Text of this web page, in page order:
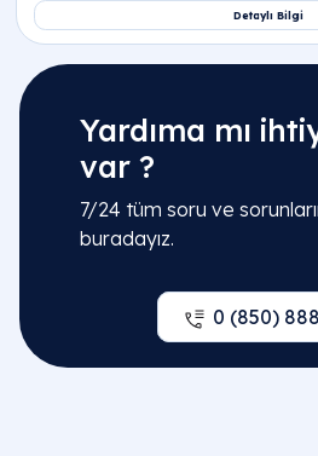
İlgili Bölümler
Acil Servis
İç Hastalıkları
Tıbbi Mikrobiyoloji ve
Yardıma mı
var ?
7/24 tüm soru ve
buradayız.
0 (850)